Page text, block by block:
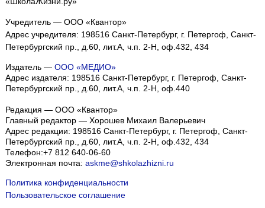
Учредитель — ООО «Квантор»
Адрес учредителя: 198516 Санкт-Петербург, г. Петергоф, Санкт-
Петербургский пр., д.60, лит.А, ч.п. 2-Н, оф.432, 434
Издатель — ООО «МЕДИО»
Адрес издателя: 198516 Санкт-Петербург, г. Петергоф, Санкт-
Петербургский пр., д.60, лит.А, ч.п. 2-Н, оф.440
Редакция — ООО «Квантор»
Главный редактор — Хорошев Михаил Валерьевич
Адрес редакции: 198516 Санкт-Петербург, г. Петергоф, Санкт-
Петербургский пр., д.60, лит.А, ч.п. 2-Н, оф.432, 434
Телефон:+7 812 640-06-60
Электронная почта: askme@shkolazhizni.ru
Политика конфиденциальности
Пользовательское соглашение